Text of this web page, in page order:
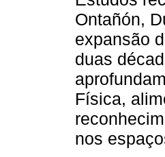
Ontañón,
expansão
duas
Física,
nos